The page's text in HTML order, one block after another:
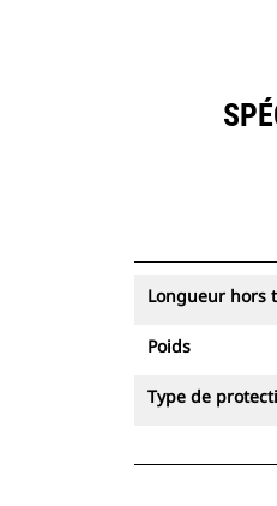
Longueur hors
Poids
Type de